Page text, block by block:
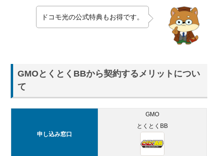
ドコモ光の公式特典もお得です。
GMOとくとくBBから契約するメリットについ
て
申し込み窓口
GMO
とくとくBB